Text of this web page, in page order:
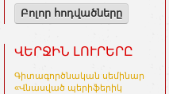
Բոլոր հոդվածները
ՎԵՐՋԻՆ ԼՈՒՐԵՐԸ
Գիտագործնական սեմինար
«Վնասված պերիֆերիկ